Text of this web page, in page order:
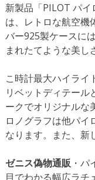
新製品「PILOT パ
は、レトロな航空機
バー925製ケースに
まれたてような美し
こ時計最大ハイライ
リベットディテー
ークでオリジナルな
ロノグラフは他パ
なります。また、新
ゼニス偽物通販 ・
目でわかる幅広ラチ